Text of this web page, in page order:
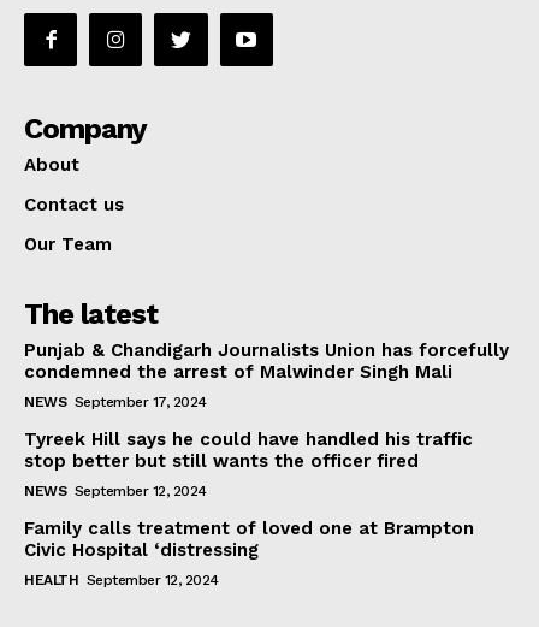
Company
About
Contact us
Our Team
The latest
Punjab & Chandigarh Journalists Union has forcefully
condemned the arrest of Malwinder Singh Mali
NEWS September 17, 2024
Tyreek Hill says he could have handled his traffic
stop better but still wants the officer fired
NEWS September 12, 2024
Family calls treatment of loved one at Brampton
Civic Hospital ‘distressing
HEALTH September 12, 2024